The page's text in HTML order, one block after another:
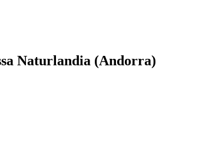
Naturlandia (Andorra)